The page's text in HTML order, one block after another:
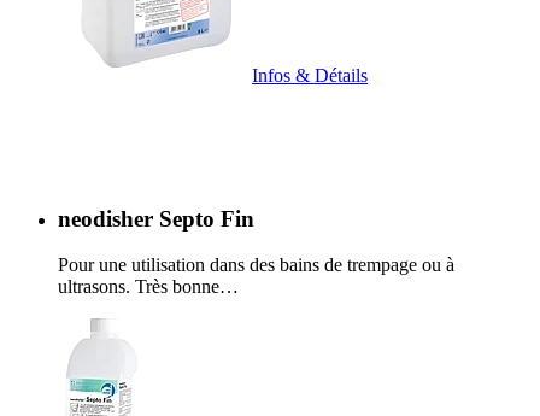
Infos & Détails
neodisher Septo Fin
Pour une utilisation dans des bains de trempage ou à
ultrasons. Très bonne…